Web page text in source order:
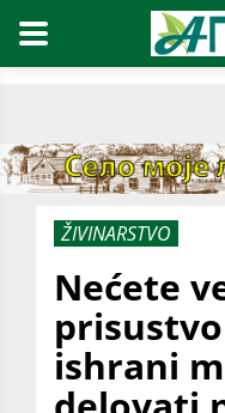
ŽIVINARSTVO
Nećete
prisustvo
ishrani